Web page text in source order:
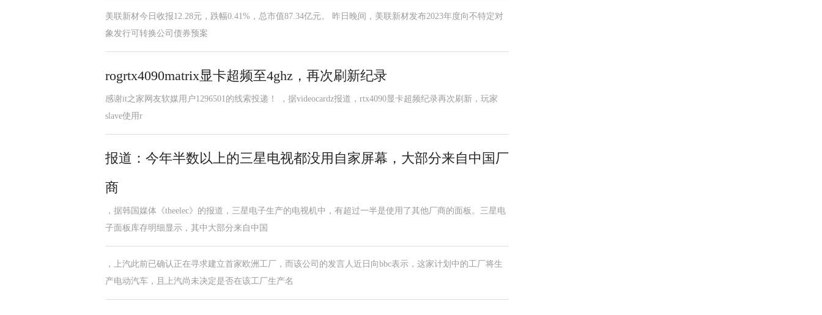
美联新材今日收报12.28元，跌幅0.41%，总市值87.34亿元。 昨日晚间，美联新材发布2023年度向不特定对
象发行可转换公司债券预案
rogrtx4090matrix显卡超频至4ghz，再次刷新纪录
感谢it之家网友软媒用户1296501的线索投递！ ，据videocardz报道，rtx4090显卡超频纪录再次刷新，玩家
slave使用r
报道：今年半数以上的三星电视都没用自家屏幕，大部分来自中国厂
商
，据韩国媒体《theelec》的报道，三星电子生产的电视机中，有超过一半是使用了其他厂商的面板。三星电
子面板库存明细显示，其中大部分来自中国
，上汽此前已确认正在寻求建立首家欧洲工厂，而该公司的发言人近日向bbc表示，这家计划中的工厂将生
产电动汽车，且上汽尚未决定是否在该工厂生产名